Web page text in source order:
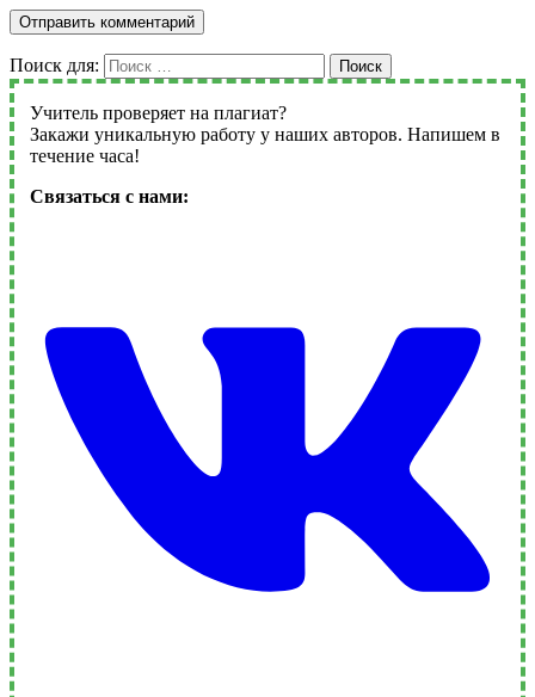
Поиск для: Поиск
Учитель проверяет на плагиат?
Закажи уникальную работу у наших авторов. Напишем в
течение часа!
Связаться с нами: